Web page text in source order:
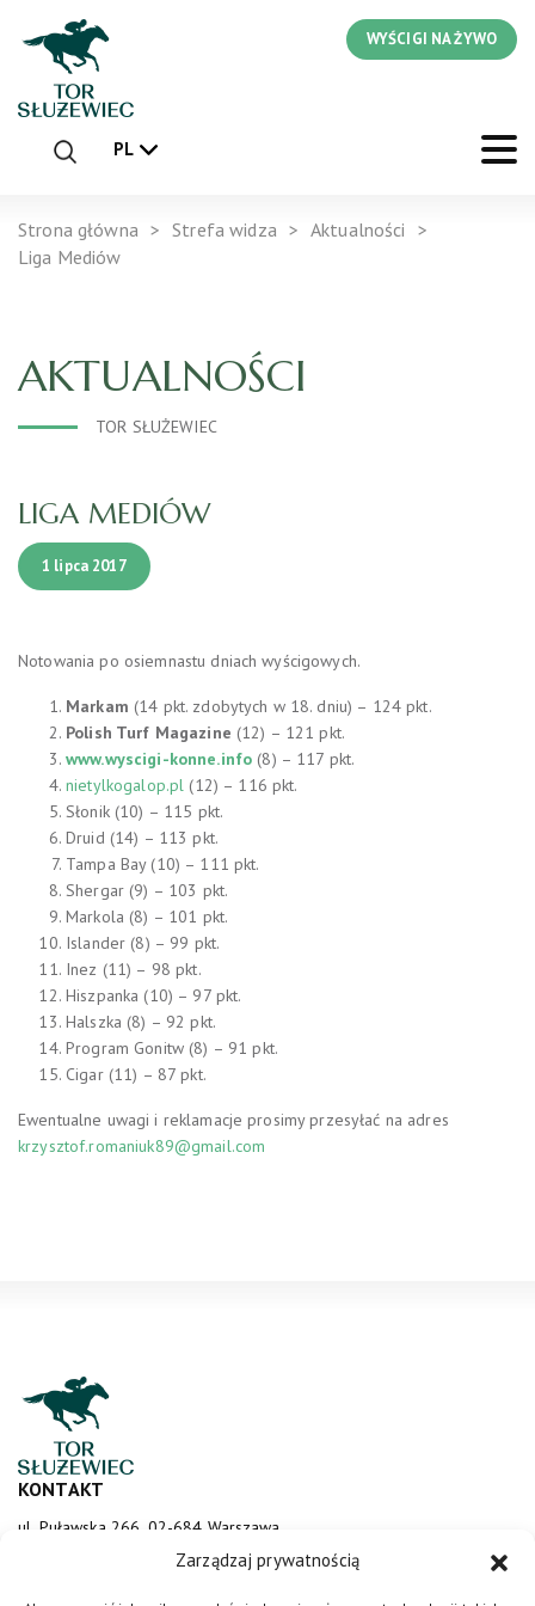
Zarządzaj prywatnością
WYŚCIGI NA ŻYWO
PL
Strona główna Strefa widza
Aktualności
Liga Mediów
AKTUALNOŚCI
TOR SŁUŻEWIEC
LIGA MEDIÓW
1 lipca 2017
Notowania po osiemnastu dniach wyścigowych.
Markam (14 pkt. zdobytych w 18. dniu) – 124 pkt.
Polish Turf Magazine (12) – 121 pkt.
www.wyscigi-konne.info (8) – 117 pkt.
nietylkogalop.pl (12) – 116 pkt.
Słonik (10) – 115 pkt.
Druid (14) – 113 pkt.
Tampa Bay (10) – 111 pkt.
Shergar (9) – 103 pkt.
Markola (8) – 101 pkt.
Islander (8) – 99 pkt.
Inez (11) – 98 pkt.
Hiszpanka (10) – 97 pkt.
Halszka (8) – 92 pkt.
Program Gonitw (8) – 91 pkt.
Cigar (11) – 87 pkt.
Ewentualne uwagi i reklamacje prosimy przesyłać na adres
krzysztof.romaniuk89@gmail.com
KONTAKT
ul. Puławska 266, 02-684 Warszawa
sluzewiec@totalizator.pl
KONTAKT DLA MEDIÓW